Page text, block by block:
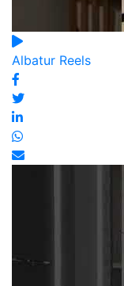
Albatur Reels